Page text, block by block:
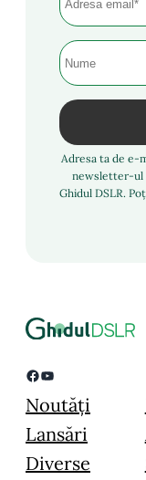
Adresa ta de e-
newsletter-ul
Ghidul DSLR.
Facebook YouTube
Noutăți
Lansări
Diverse